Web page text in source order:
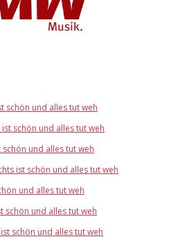
schön und alles tut weh
ist schön und alles tut weh
schön und alles tut weh
ist schön und alles tut weh
und alles tut weh
schön und alles tut weh
schön und alles tut weh